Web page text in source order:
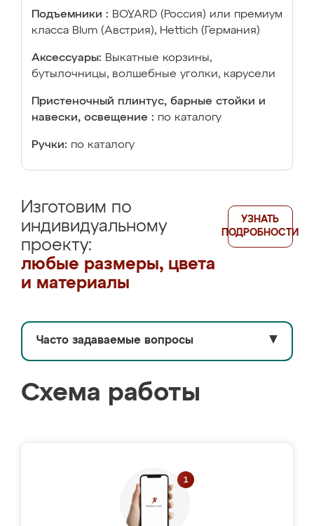
Подъемники : BOYARD (Россия) или премиум
класса Blum (Австрия), Hettich (Германия)
Аксессуары: Выкатные корзины,
бутылочницы, волшебные уголки, карусели
Пристеночный плинтус, барные стойки и
навески, освещение : по каталогу
Ручки: по каталогу
Изготовим по
индивидуальному
проекту:
любые размеры, цвета
и материалы
УЗНАТЬ
ПОДРОБНОСТИ
Часто задаваемые вопросы ▼
Схема работы